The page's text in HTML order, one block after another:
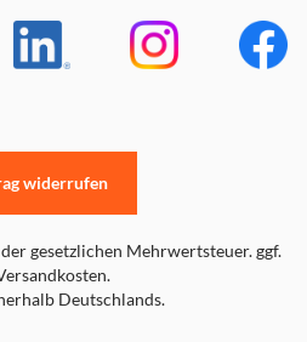
gesetzlichen Mehrwertsteuer. ggf.
Deutschlands.
widerrufen